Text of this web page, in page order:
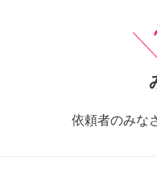
依頼者のみな